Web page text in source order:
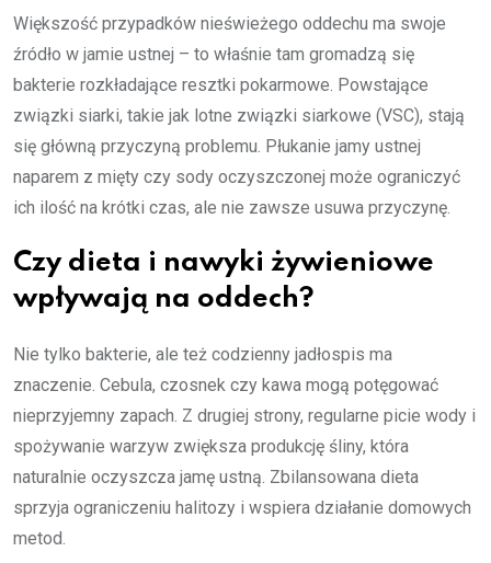
Większość przypadków nieświeżego oddechu ma swoje
źródło w jamie ustnej – to właśnie tam gromadzą się
bakterie rozkładające resztki pokarmowe. Powstające
związki siarki, takie jak lotne związki siarkowe (VSC), stają
się główną przyczyną problemu. Płukanie jamy ustnej
naparem z mięty czy sody oczyszczonej może ograniczyć
ich ilość na krótki czas, ale nie zawsze usuwa przyczynę.
Czy dieta i nawyki żywieniowe
wpływają na oddech?
Nie tylko bakterie, ale też codzienny jadłospis ma
znaczenie. Cebula, czosnek czy kawa mogą potęgować
nieprzyjemny zapach. Z drugiej strony, regularne picie wody i
spożywanie warzyw zwiększa produkcję śliny, która
naturalnie oczyszcza jamę ustną. Zbilansowana dieta
sprzyja ograniczeniu halitozy i wspiera działanie domowych
metod.